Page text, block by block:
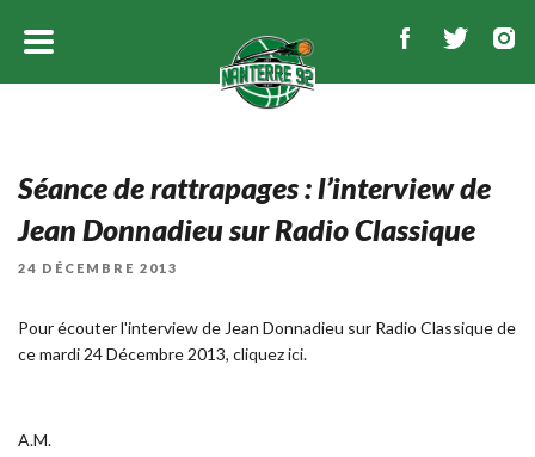
Séance de rattrapages : l’interview de
Jean Donnadieu sur Radio Classique
PUBLIÉ
24 DÉCEMBRE 2013
Pour écouter l'interview de Jean Donnadieu sur Radio Classique de
ce mardi 24 Décembre 2013, cliquez ici.
A.M.